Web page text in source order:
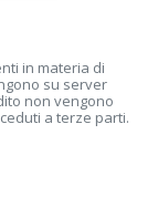
in materia di
su server
non vengono
a terze parti.